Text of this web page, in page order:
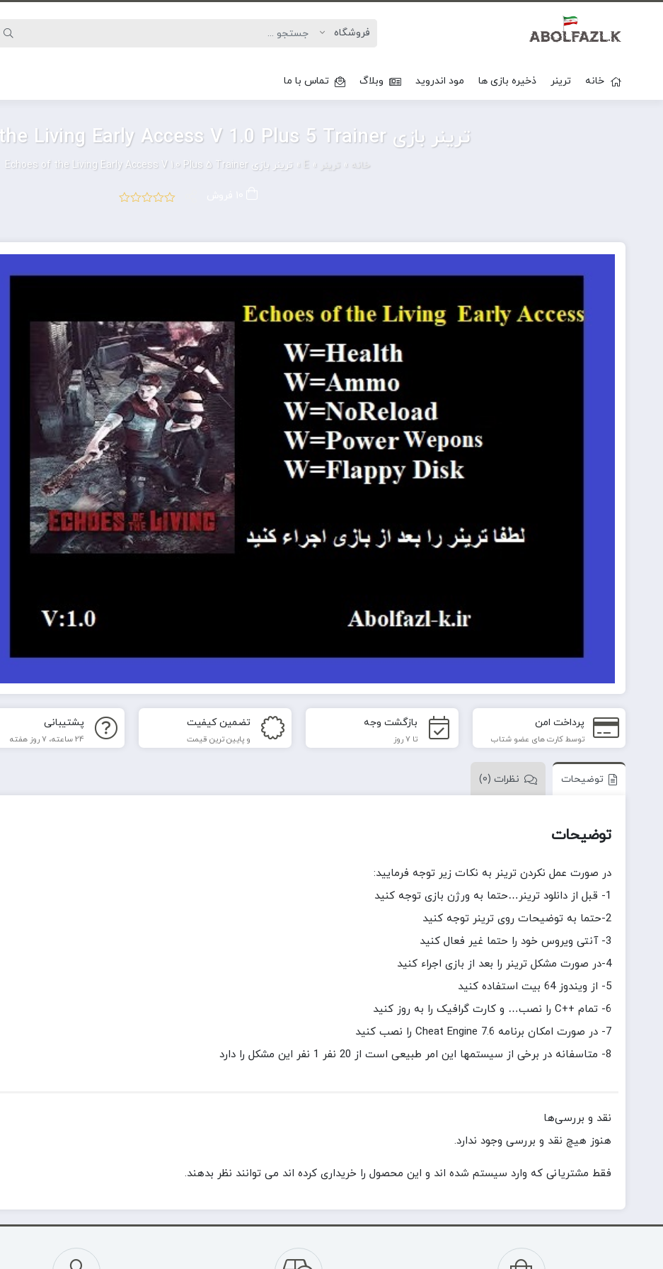
خانه ترینر ذخیره بازی ها مود اندروید وبلاگ تماس با ما
ترینر بازی Echoes of the Living Early Access V 1.0 Plus 5 Trainer
خانه » ترینر »
E
» ترینر بازی Echoes of the Living Early Access V 1.0 Plus 5 Trainer
پرداخت امن
توسط کارت های عضو شتاب
بازگشت وجه
تا 7 روز
تضمین کیفیت
و پایین ترین قیمت
پشتیبانی
24 ساعته، 7 روز هفته
توضیحات نظرات (0)
توضیحات
در صورت عمل نکردن ترینر به نکات زیر توجه فرمایید:
1- قبل از دانلود ترینر…حتما به ورژن بازی توجه کنید
2-حتما به توضیحات روی ترینر توجه کنید
3- آنتی ویروس خود را حتما غیر فعال کنید
4-در صورت مشکل ترینر را بعد از بازی اجراء کنید
5- از ویندوز 64 بیت استفاده کنید
6- تمام ++C را نصب… و کارت گرافیک را به روز کنید
7- در صورت امکان برنامه Cheat Engine 7.6 را نصب کنید
8- متاسفانه در برخی از سیستمها این امر طبیعی است از 20 نفر 1 نفر این مشکل را دارد
نقد و بررسی‌ها
هنوز هیچ نقد و بررسی وجود ندارد.
فقط مشتریانی که وارد سیستم شده اند و این محصول را خریداری کرده اند می توانند نظر بدهند.